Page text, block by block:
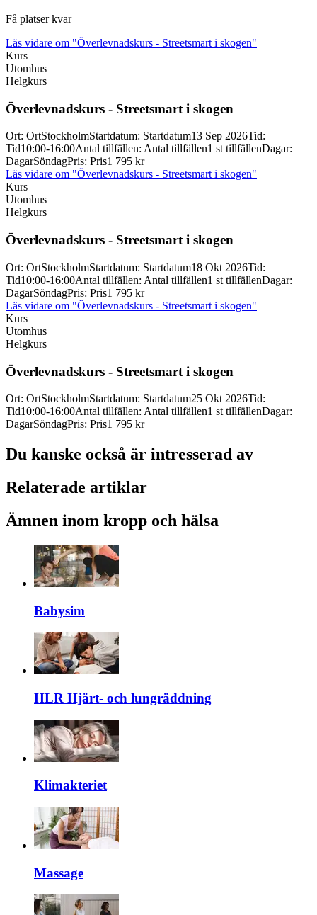
Få platser kvar
Läs vidare om "Överlevnadskurs - Streetsmart i skogen"
Kurs
Utomhus
Helgkurs
Överlevnadskurs - Streetsmart i skogen
Ort: OrtStockholmStartdatum: Startdatum13 Sep 2026Tid:
Tid10:00-16:00Antal tillfällen: Antal tillfällen1 st tillfällenDagar:
DagarSöndagPris: Pris1 795 kr
Läs vidare om "Överlevnadskurs - Streetsmart i skogen"
Kurs
Utomhus
Helgkurs
Överlevnadskurs - Streetsmart i skogen
Ort: OrtStockholmStartdatum: Startdatum18 Okt 2026Tid:
Tid10:00-16:00Antal tillfällen: Antal tillfällen1 st tillfällenDagar:
DagarSöndagPris: Pris1 795 kr
Läs vidare om "Överlevnadskurs - Streetsmart i skogen"
Kurs
Utomhus
Helgkurs
Överlevnadskurs - Streetsmart i skogen
Ort: OrtStockholmStartdatum: Startdatum25 Okt 2026Tid:
Tid10:00-16:00Antal tillfällen: Antal tillfällen1 st tillfällenDagar:
DagarSöndagPris: Pris1 795 kr
Du kanske också är intresserad av
Relaterade artiklar
Ämnen inom kropp och hälsa
Babysim
HLR Hjärt- och lungräddning
Klimakteriet
Massage